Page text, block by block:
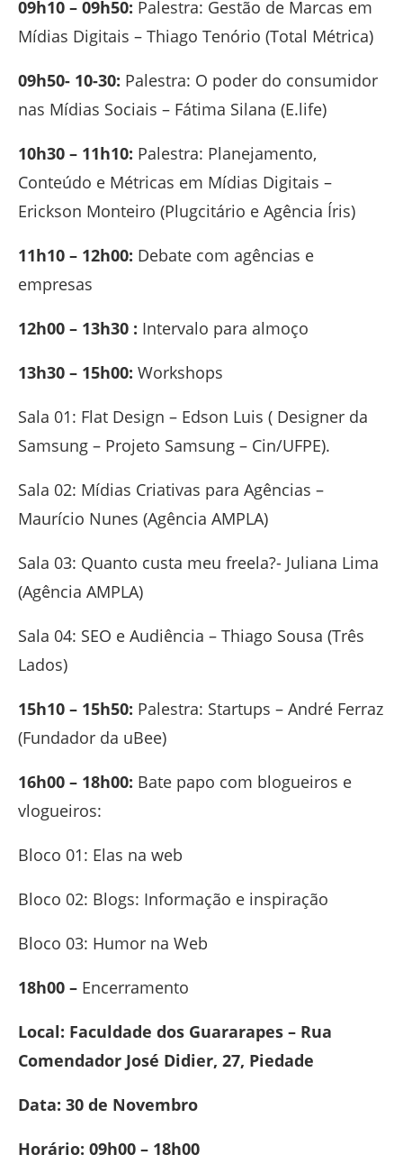
09h10 – 09h50: Palestra: Gestão de Marcas em
Mídias Digitais – Thiago Tenório (Total Métrica)
09h50- 10-30: Palestra: O poder do consumidor
nas Mídias Sociais – Fátima Silana (E.life)
10h30 – 11h10: Palestra: Planejamento,
Conteúdo e Métricas em Mídias Digitais –
Erickson Monteiro (Plugcitário e Agência Íris)
11h10 – 12h00: Debate com agências e
empresas
12h00 – 13h30 : Intervalo para almoço
13h30 – 15h00: Workshops
Sala 01: Flat Design – Edson Luis ( Designer da
Samsung – Projeto Samsung – Cin/UFPE).
Sala 02: Mídias Criativas para Agências –
Maurício Nunes (Agência AMPLA)
Sala 03: Quanto custa meu freela?- Juliana Lima
(Agência AMPLA)
Sala 04: SEO e Audiência – Thiago Sousa (Três
Lados)
15h10 – 15h50: Palestra: Startups – André Ferraz
(Fundador da uBee)
16h00 – 18h00: Bate papo com blogueiros e
vlogueiros:
Bloco 01: Elas na web
Bloco 02: Blogs: Informação e inspiração
Bloco 03: Humor na Web
18h00 – Encerramento
Local: Faculdade dos Guararapes – Rua
Comendador José Didier, 27, Piedade
Data: 30 de Novembro
Horário: 09h00 – 18h00